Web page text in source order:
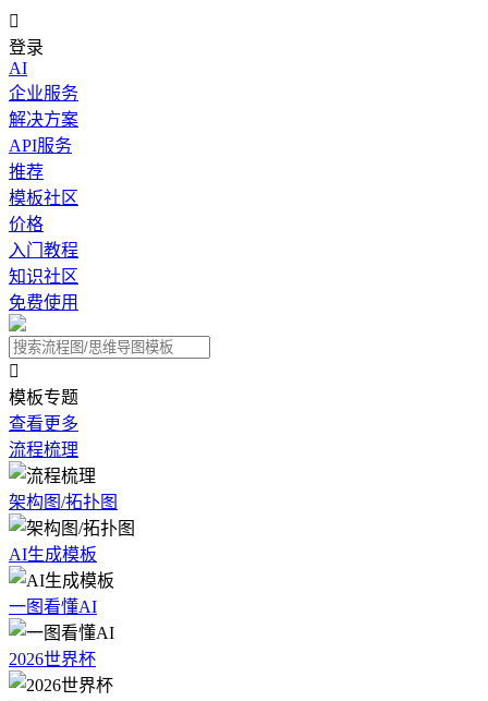

登录
AI
企业服务
解决方案
API服务
推荐
模板社区
价格
入门教程
知识社区
免费使用

模板专题
查看更多
流程梳理
架构图/拓扑图
AI生成模板
一图看懂AI
2026世界杯